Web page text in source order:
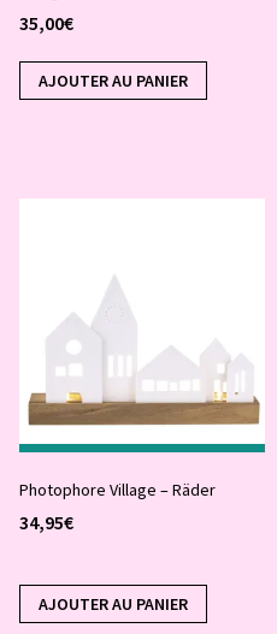
35,00€
AJOUTER AU PANIER
Photophore Village – Räder
34,95€
AJOUTER AU PANIER